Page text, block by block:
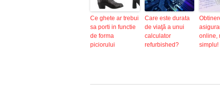
Ce ghete ar trebui
sa porti in functie
de forma
piciorului
Care este durata
de viaţă a unui
calculator
refurbished?
online,
simplu!